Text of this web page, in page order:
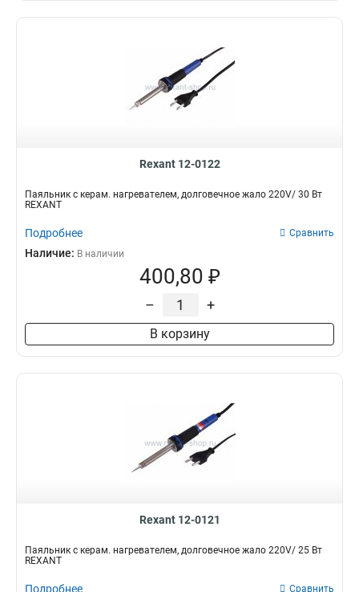
Rexant 12-0122
Паяльник с керам. нагревателем, долговечное жало 220V/ 30 Вт
REXANT
Подробнее Сравнить
Наличие: В наличии
400,80 ₽
– +
В корзину
Rexant 12-0121
Паяльник с керам. нагревателем, долговечное жало 220V/ 25 Вт
REXANT
Подробнее Сравнить